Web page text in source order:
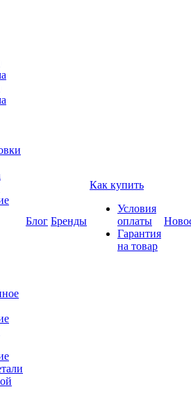
Блог Бренды
Как купить
Условия
оплаты
Гарантия
на товар